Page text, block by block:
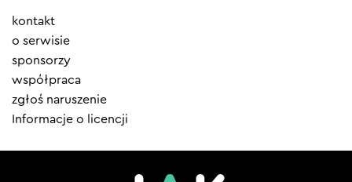
Element
menu
kontakt
o serwisie
sponsorzy
współpraca
zgłoś naruszenie
Informacje o licencji